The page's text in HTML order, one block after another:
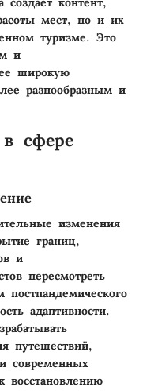
мест, но и их
туризме. Это
и
широкую
разнообразным и
сфере
изменения
границ,
и
пересмотреть
адаптивности.
путешествий,
современных
восстановлению